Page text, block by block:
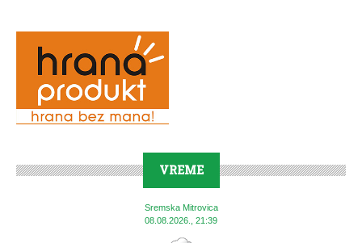
VREME
Sremska Mitrovica
08.08.2026., 21:39